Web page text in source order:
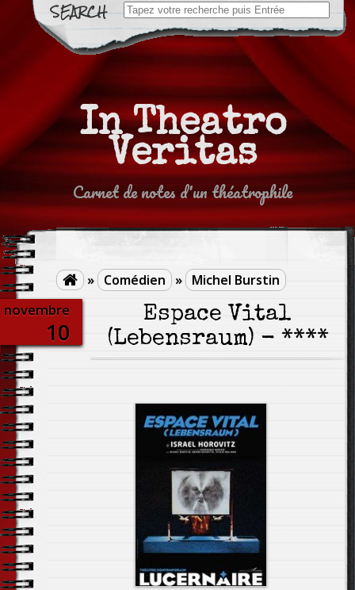
Search
for:
In Theatro
Veritas
Carnet de notes d'un théatrophile
 » Comédien » Michel Burstin
novembre
10
Espace Vital
(Lebensraum) - ****